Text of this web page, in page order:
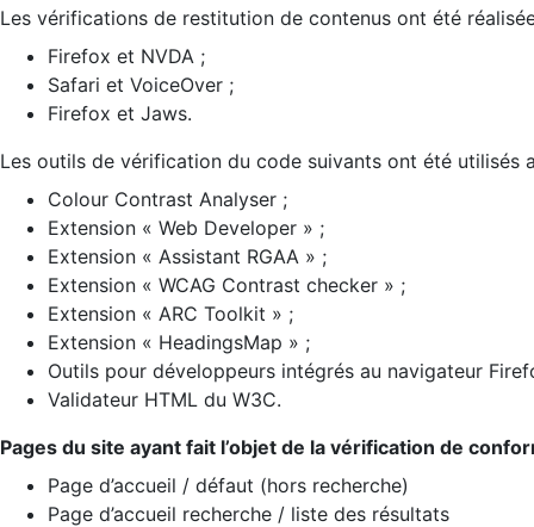
Les vérifications de restitution de contenus ont été
Firefox et NVDA ;
Safari et VoiceOver ;
Firefox et Jaws.
Les outils de vérification du code suivants ont été utilisés
Colour Contrast Analyser ;
Extension « Web Developer » ;
Extension « Assistant RGAA » ;
Extension « WCAG Contrast checker » ;
Extension « ARC Toolkit » ;
Extension « HeadingsMap » ;
Outils pour développeurs intégrés au navigateur
Validateur HTML du W3C.
Pages du site ayant fait l’objet de la vérification de
Page d’accueil / défaut (hors recherche)
Page d’accueil recherche / liste des résultats